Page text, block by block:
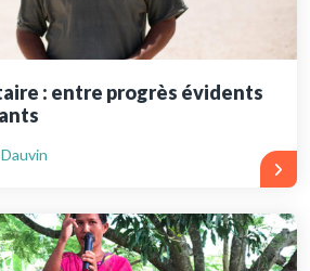
: entre progrès évidents